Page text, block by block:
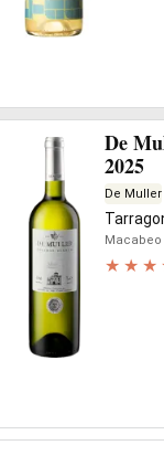
De
2025
De Muller
Macabeo